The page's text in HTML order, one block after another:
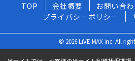
TOP 会社概要 お問い合
プライバシーポリシー
© 2026 LiVE MAX Inc. All